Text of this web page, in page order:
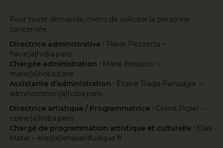
Pour toute demande, merci de solliciter la personne
concernée.
Directrice administrative : Flavie Pezzetta –
flavie[a]hoba.paris
Chargée administration : Marie Besucco –
marie[a]hoba.paris
Assistante d’administration : Étaine Radja-Farrudgia –
administration[a]hoba.paris
Directrice artistique / Programmatrice : Céline Pigier –
celine[a]hoba.paris
Chargé de programmation artistique et culturelle : Elias
Matar – elias[a]lehasardludique.fr